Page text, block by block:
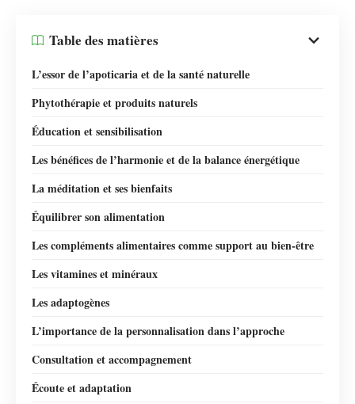
Table des matières
L’essor de l’apoticaria et de la santé naturelle
Phytothérapie et produits naturels
Éducation et sensibilisation
Les bénéfices de l’harmonie et de la balance énergétique
La méditation et ses bienfaits
Équilibrer son alimentation
Les compléments alimentaires comme support au bien-être
Les vitamines et minéraux
Les adaptogènes
L’importance de la personnalisation dans l’approche
Consultation et accompagnement
Écoute et adaptation